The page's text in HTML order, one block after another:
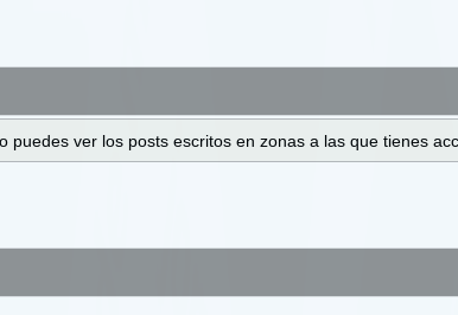
ver los posts escritos en zonas a las que tienes